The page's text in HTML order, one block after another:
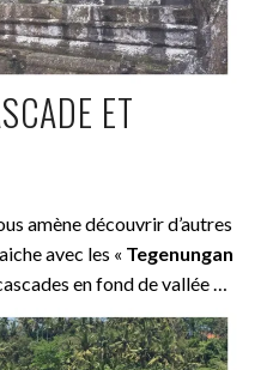
ET
amène découvrir d’autres
avec les « Tegenungan
en fond de vallée …